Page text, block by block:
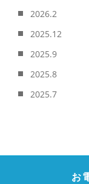
2026.2
2025.12
2025.9
2025.8
2025.7
お